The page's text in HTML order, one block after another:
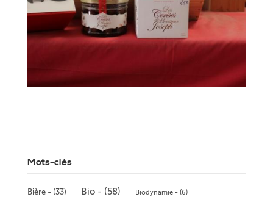
Mots-clés
Bière - (33) Bio - (58)
Biodynamie - (6)